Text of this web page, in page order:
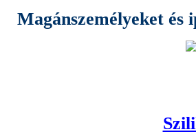
Magánszemélyeket és